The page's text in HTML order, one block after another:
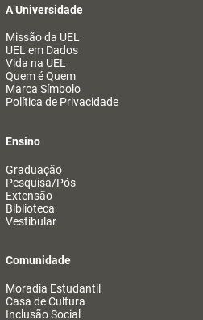
A Universidade
Missão da UEL
UEL em Dados
Vida na UEL
Quem é Quem
Marca Símbolo
Política de Privacidade
Ensino
Graduação
Pesquisa/Pós
Extensão
Biblioteca
Vestibular
Comunidade
Moradia Estudantil
Casa de Cultura
Inclusão Social